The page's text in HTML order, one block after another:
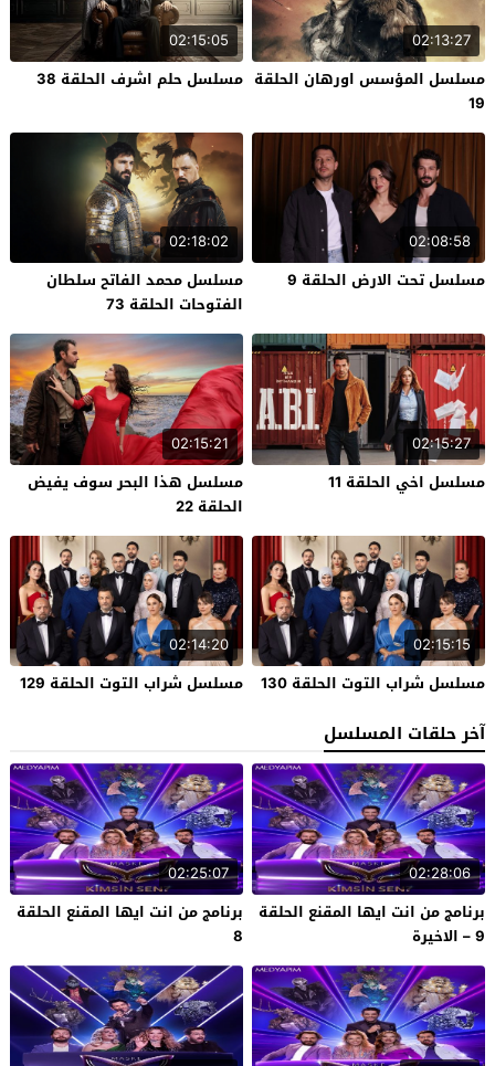
02:13:27
مسلسل المؤسس اورهان الحلقة
19
02:15:05
مسلسل حلم اشرف الحلقة 38
02:08:58
مسلسل تحت الارض الحلقة 9
02:18:02
مسلسل محمد الفاتح سلطان
الفتوحات الحلقة 73
02:15:27
مسلسل اخي الحلقة 11
02:15:21
مسلسل هذا البحر سوف يفيض
الحلقة 22
02:15:15
مسلسل شراب التوت الحلقة 130
02:14:20
مسلسل شراب التوت الحلقة 129
آخر حلقات المسلسل
02:28:06
برنامج من انت ايها المقنع الحلقة
9 – الاخيرة
02:25:07
برنامج من انت ايها المقنع الحلقة
8